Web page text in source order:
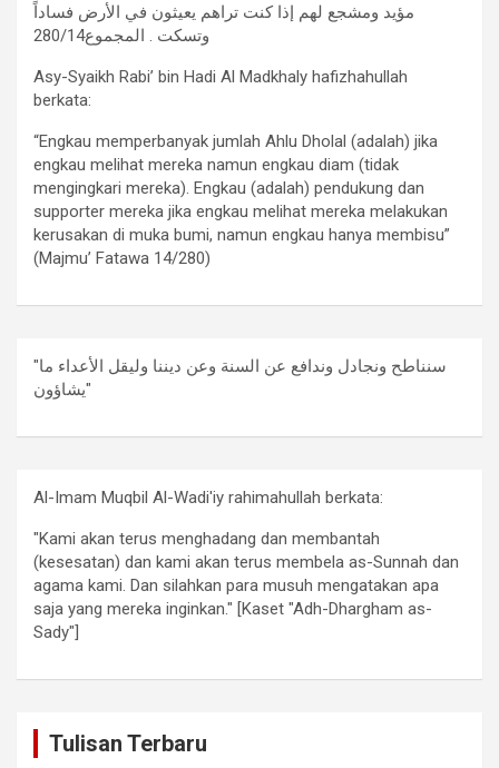
مؤيد ومشجع لهم إذا كنت تراهم يعيثون في الأرض فساداً
وتسكت . المجموع280/14
Asy-Syaikh Rabi’ bin Hadi Al Madkhaly hafizhahullah
berkata:
“Engkau memperbanyak jumlah Ahlu Dholal (adalah) jika
engkau melihat mereka namun engkau diam (tidak
mengingkari mereka). Engkau (adalah) pendukung dan
supporter mereka jika engkau melihat mereka melakukan
kerusakan di muka bumi, namun engkau hanya membisu”
(Majmu’ Fatawa 14/280)
"سنناطح ونجادل وندافع عن السنة وعن ديننا وليقل الأعداء ما
يشاؤون"
Al-Imam Muqbil Al-Wadi'iy rahimahullah berkata:
"Kami akan terus menghadang dan membantah
(kesesatan) dan kami akan terus membela as-Sunnah dan
agama kami. Dan silahkan para musuh mengatakan apa
saja yang mereka inginkan." [Kaset "Adh-Dhargham as-
Sady"]
Tulisan Terbaru